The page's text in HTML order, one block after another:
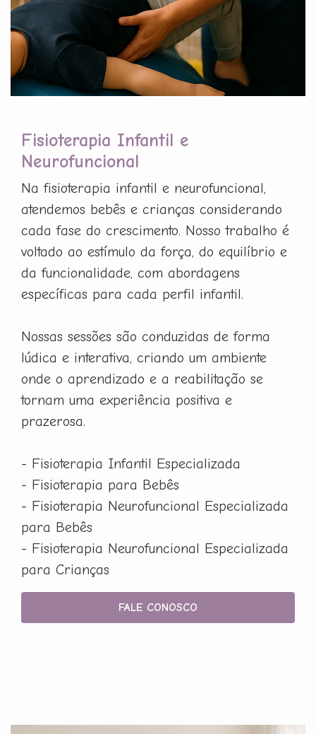
Fisioterapia Infantil e
Neurofuncional
Na fisioterapia infantil e neurofuncional,
atendemos bebês e crianças considerando
cada fase do crescimento. Nosso trabalho é
voltado ao estímulo da força, do equilíbrio e
da funcionalidade, com abordagens
específicas para cada perfil infantil.
Nossas sessões são conduzidas de forma
lúdica e interativa, criando um ambiente
onde o aprendizado e a reabilitação se
tornam uma experiência positiva e
prazerosa.
- Fisioterapia Infantil Especializada
- Fisioterapia para Bebês
- Fisioterapia Neurofuncional Especializada
para Bebês
- Fisioterapia Neurofuncional Especializada
para Crianças
FALE CONOSCO